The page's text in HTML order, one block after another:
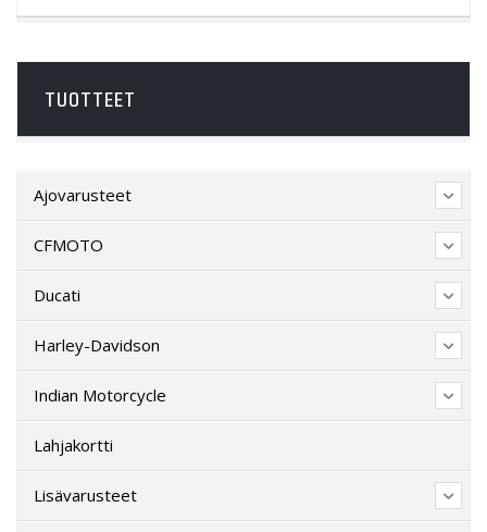
TUOTTEET
Ajovarusteet
CFMOTO
Ducati
Harley-Davidson
Indian Motorcycle
Lahjakortti
Lisävarusteet